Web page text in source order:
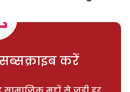
करें